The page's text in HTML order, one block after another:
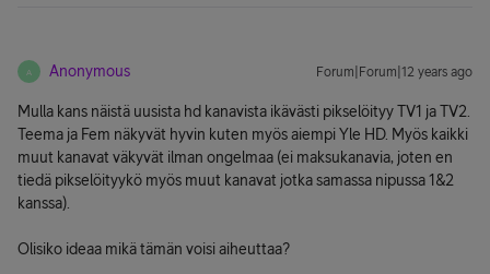
A Anonymous Forum|Forum|12 years ago
Mulla kans näistä uusista hd kanavista ikävästi pikselöityy TV1 ja TV2.
Teema ja Fem näkyvät hyvin kuten myös aiempi Yle HD. Myös kaikki
muut kanavat väkyvät ilman ongelmaa (ei maksukanavia, joten en
tiedä pikselöityykö myös muut kanavat jotka samassa nipussa 1&2
kanssa).
Olisiko ideaa mikä tämän voisi aiheuttaa?